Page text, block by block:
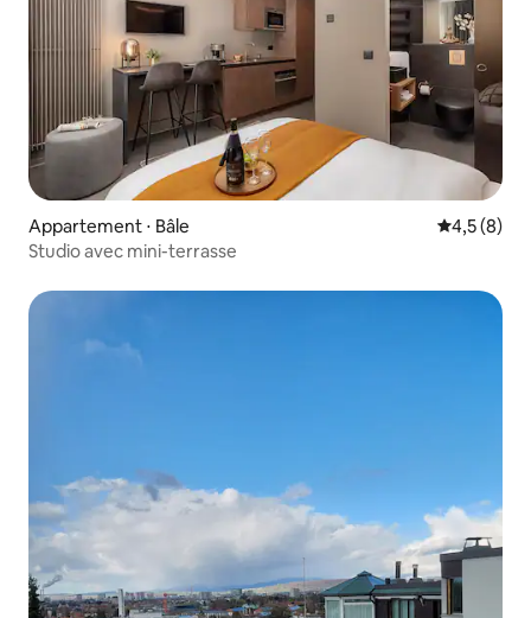
Appartement ⋅ Bâle Évaluation
4,5 (8)
Studio avec mini-terrasse